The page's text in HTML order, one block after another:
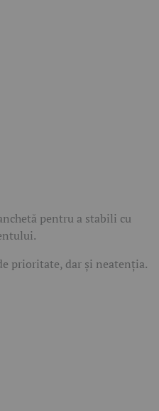
pentru a stabili cu
prioritate, dar și neatenția.